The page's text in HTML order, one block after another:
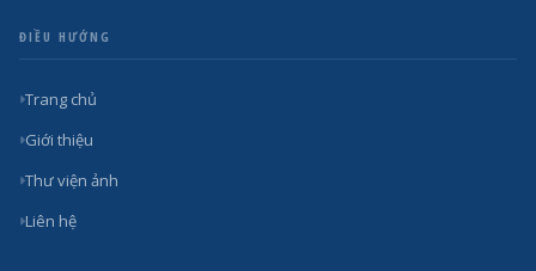
ĐIỀU HƯỚNG
Trang chủ
Giới thiệu
Thư viện ảnh
Liên hệ